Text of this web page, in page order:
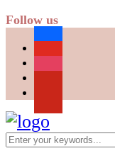
Follow us